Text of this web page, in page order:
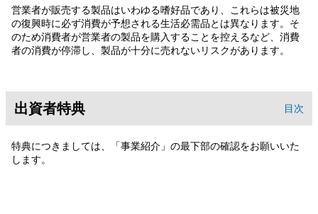
営業者が販売する製品はいわゆる嗜好品であり、これらは被災地
の復興時に必ず消費が予想される生活必需品とは異なります。そ
のため消費者が営業者の製品を購入することを控えるなど、消費
者の消費が停滞し、製品が十分に売れないリスクがあります。
出資者特典 目次
特典につきましては、「事業紹介」の最下部の確認をお願いいた
します。